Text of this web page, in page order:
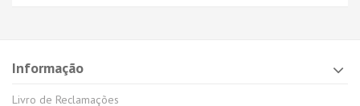
Informação
Livro de Reclamações